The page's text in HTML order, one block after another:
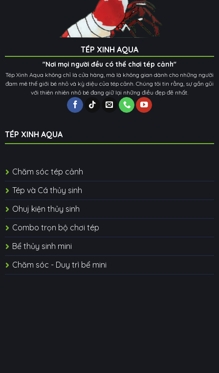
TÉP XINH AQUA
"Nơi mọi người đều có thể chơi tép cảnh"
Tép Xinh Aqua không chỉ là cửa hàng, mà là không gian dành cho những người
đam mê thế giới bé nhỏ và kỳ diệu của tép cảnh. Chúng tôi tin rằng, sự gần gũi
với thiên nhiên nhỏ bé đang giữ lại những điều đẹp đẽ nhất.
TÉP XINH AQUA
Chăm sóc tép cảnh
Tép và Cá thủy sinh
Ohuj kiện thủy sinh
Combo trọn bộ chơi tép
Bể thủy sinh mini
Chăm sóc - Duy trì bể mini